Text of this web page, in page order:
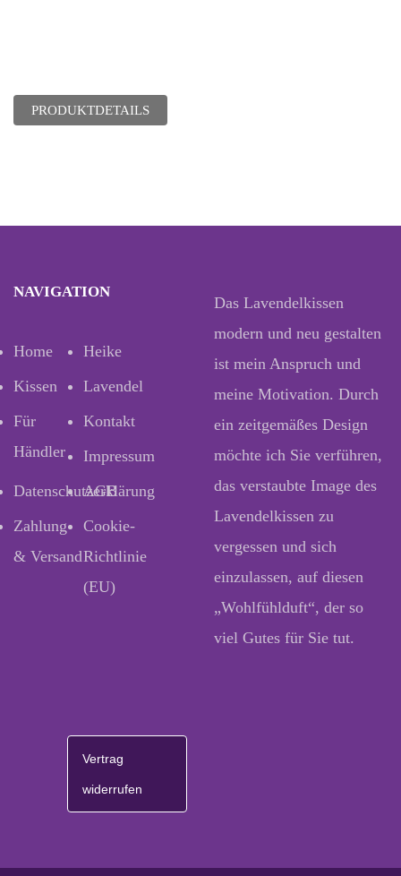
PRODUKTDETAILS
NAVIGATION
Home
Heike
Kissen
Lavendel
Für
Händler
Kontakt
Impressum
Datenschutzerklärung
AGB
Zahlung
& Versand
Cookie-
Richtlinie
(EU)
Das Lavendelkissen
modern und neu gestalten
ist mein Anspruch und
meine Motivation. Durch
ein zeitgemäßes Design
möchte ich Sie verführen,
das verstaubte Image des
Lavendelkissen zu
vergessen und sich
einzulassen, auf diesen
„Wohlfühlduft“, der so
viel Gutes für Sie tut.
Vertrag
widerrufen